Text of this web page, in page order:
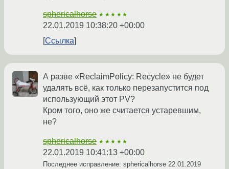
sphericalhorse ★★★★★
22.01.2019 10:38:20 +00:00
Ссылка
А разве «ReclaimPolicy: Recycle» не будет
удалять всё, как только перезапустится под
использующий этот PV?
Кром того, оно же считается устаревшим,
не?
sphericalhorse ★★★★★
22.01.2019 10:41:13 +00:00
Последнее исправление: sphericalhorse 22.01.2019